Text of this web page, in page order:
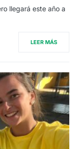
llegará este año a
LEER MÁS